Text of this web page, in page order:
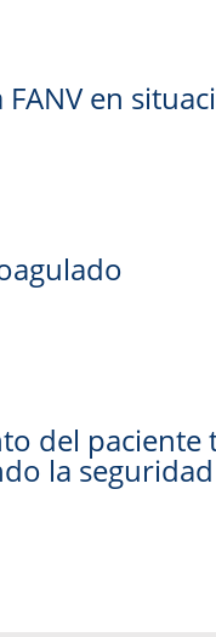
en
del paciente
la